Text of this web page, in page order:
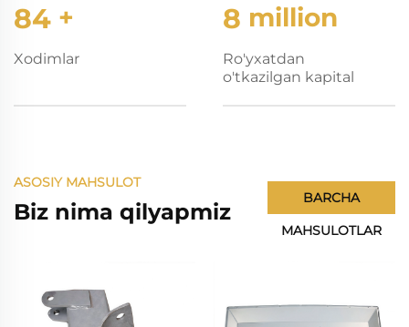
100 +
Xodimlar
10 million
Ro'yxatdan
o'tkazilgan kapital
ASOSIY MAHSULOT
Biz nima qilyapmiz
BARCHA
MAHSULOTLAR